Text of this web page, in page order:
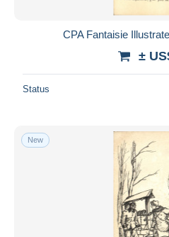
CPA Fantaisie
±
Status
New